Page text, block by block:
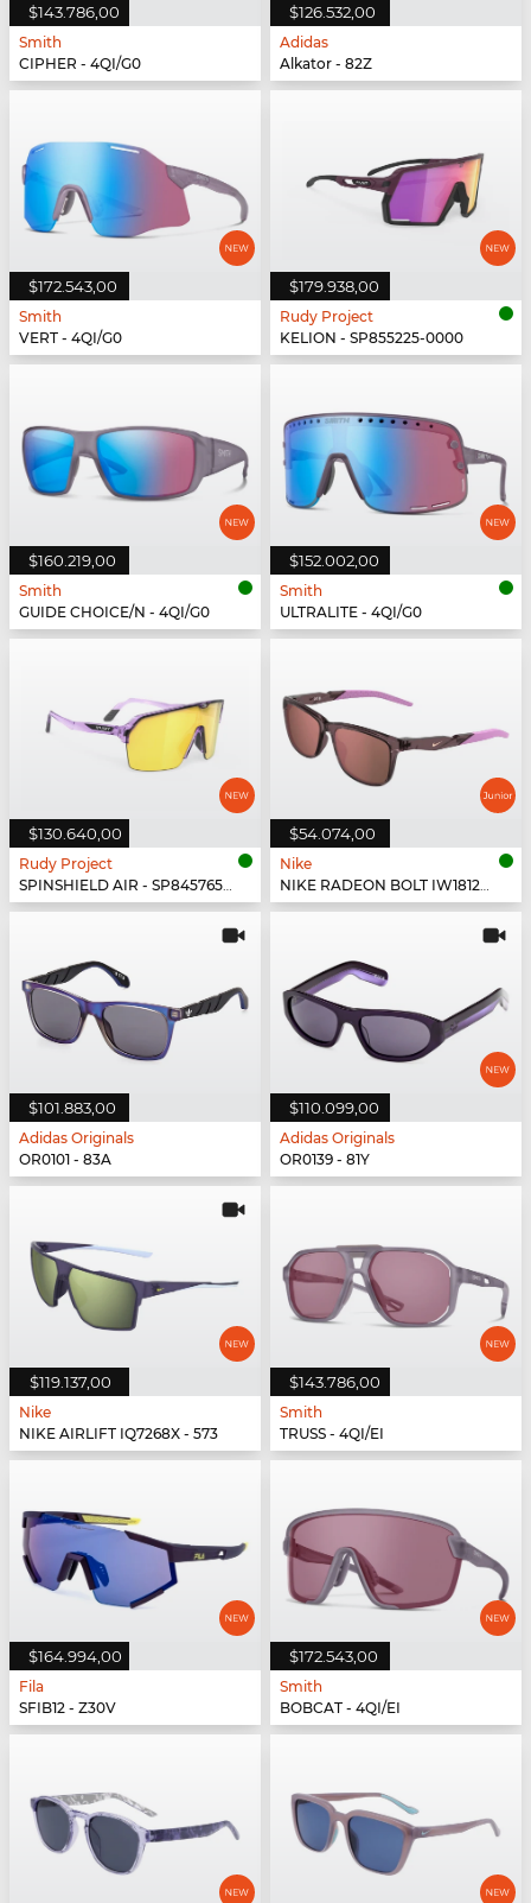
$143.786,00
Smith
CIPHER - 4QI/G0
$126.532,00
Adidas
Alkator - 82Z
$172.543,00
Smith
VERT - 4QI/G0
$179.938,00
Rudy Project
KELION - SP855225-0000
$160.219,00
Smith
GUIDE CHOICE/N - 4QI/G0
$152.002,00
Smith
ULTRALITE - 4QI/G0
$130.640,00
Rudy Project
SPINSHIELD AIR - SP845765-0000
$54.074,00
Nike
NIKE RADEON BOLT IW1812X - 555
$101.883,00
Adidas Originals
OR0101 - 83A
$110.099,00
Adidas Originals
OR0139 - 81Y
$119.137,00
Nike
NIKE AIRLIFT IQ7268X - 573
$143.786,00
Smith
TRUSS - 4QI/EI
$164.994,00
Fila
SFIB12 - Z30V
$172.543,00
Smith
BOBCAT - 4QI/EI